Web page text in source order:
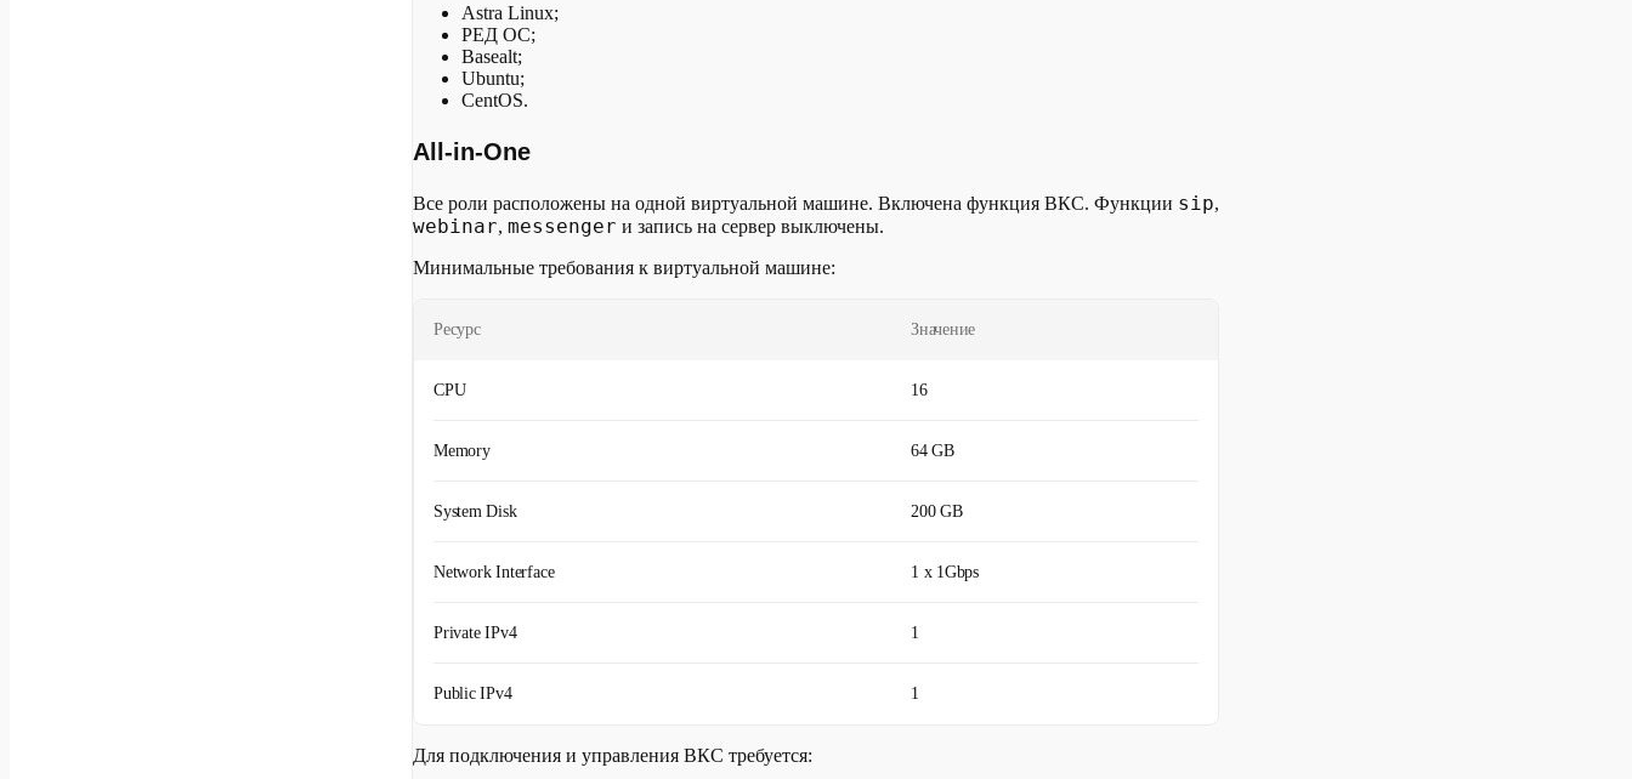
Astra Linux;
РЕД ОС;
Basealt;
Ubuntu;
CentOS.
All-in-One
Все роли расположены на одной виртуальной машине. Включена функция ВКС. Функции sip,
webinar, messenger и запись на сервер выключены.
Минимальные требования к виртуальной машине:
Ресурс Значение
CPU 16
Memory 64 GB
System Disk 200 GB
Network Interface 1 x 1Gbps
Private IPv4 1
Public IPv4 1
Для подключения и управления ВКС требуется: